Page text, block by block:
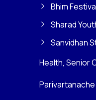
Bhim
Sharad
Sanvidhan
Health, Senior